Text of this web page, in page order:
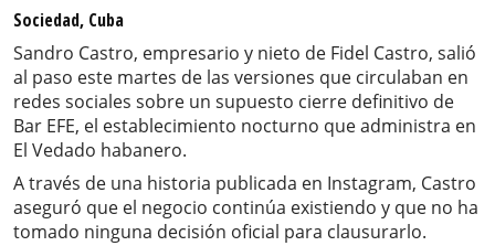
Sociedad, Cuba
Sandro Castro, empresario y nieto de Fidel Castro, salió
al paso este martes de las versiones que circulaban en
redes sociales sobre un supuesto cierre definitivo de
Bar EFE, el establecimiento nocturno que administra en
El Vedado habanero.
A través de una historia publicada en Instagram, Castro
aseguró que el negocio continúa existiendo y que no ha
tomado ninguna decisión oficial para clausurarlo.